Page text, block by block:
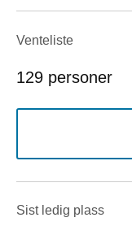
Venteliste
129 personer
Sist ledig plass